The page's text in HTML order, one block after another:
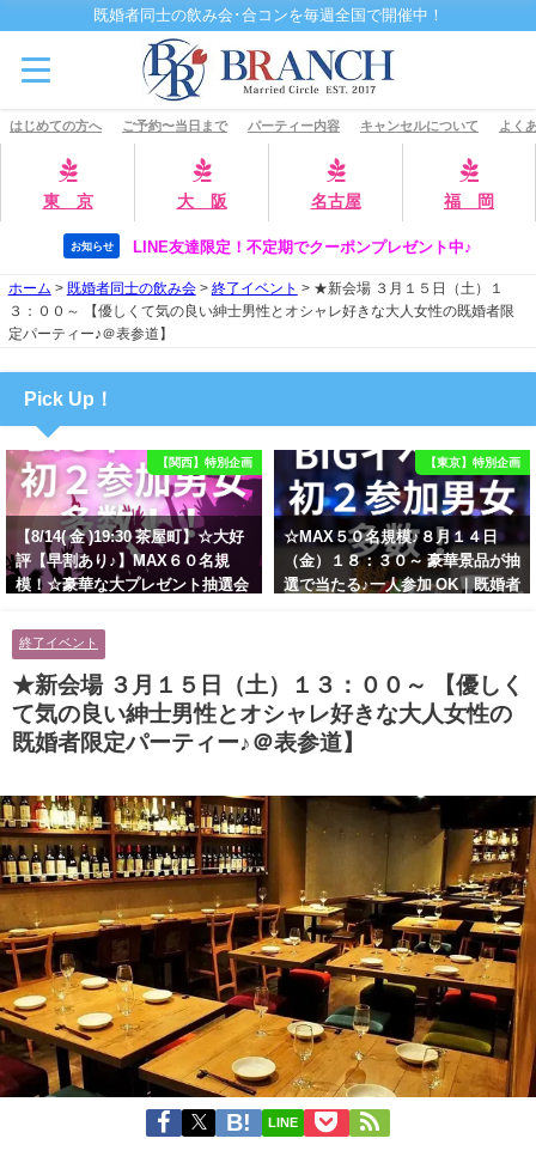
既婚者同士の飲み会･合コンを毎週全国で開催中！
はじめての方へ ご予約〜当日まで パーティー内容 キャンセルについて よく
東 京 大 阪 名古屋 福 岡
お知らせ LINE友達限定！不定期でクーポンプレゼント中♪
ホーム > 既婚者同士の飲み会> 終了イベント > ★新会場 ３月１５日（土）１
３：００～ 【優しくて気の良い紳士男性とオシャレ好きな大人女性の既婚者限
定パーティー♪＠表参道】
Pick Up！
【関西】特別企画
【8/14( 金 )19:30 茶屋町】☆大好
評【早割あり♪】MAX６０名規
模！☆豪華な大プレゼント抽選会
男性とオシャレ好きで落ち着いた
大人女性の既婚者限定ビッグパー
ティー♪＠茶屋町】
【東京】特別企画
☆MAX５０名規模♪８月１４日
（金）１８：３０～ 豪華景品が抽
選で当たる♪一人参加 OK｜既婚者
女性の既婚者限定ビッグパーティ
ー♪＠池袋】
終了イベント
★新会場 ３月１５日（土）１３：００～ 【優しく
て気の良い紳士男性とオシャレ好きな大人女性の
既婚者限定パーティー♪＠表参道】
LINE